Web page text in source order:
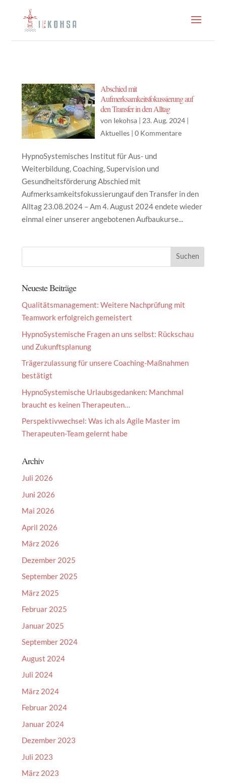
Abschied mit
Aufmerksamkeitsfokussierung auf
den Transfer in den Alltag
von Iekohsa| 23. Aug. 2024|
Aktuelles| 0 Kommentare
HypnoSystemisches Institut für Aus- und
Weiterbildung, Coaching, Supervision und
Gesundheitsförderung Abschied mit
Aufmerksamkeitsfokussierungauf den Transfer in den
Alltag 23.08.2024 – Am 4. August 2024 endete wieder
einmal einer unserer angebotenen Aufbaukurse...
Neueste Beiträge
Qualitätsmanagement: Weitere Nachprüfung mit
Teamwork erfolgreich gemeistert
HypnoSystemische Fragen an uns selbst: Rückschau
und Zukunftsplanung
Trägerzulassung für unsere Coaching-Maßnahmen
bestätigt
HypnoSystemische Urlaubsgedanken: Manchmal
braucht es keinen Therapeuten…
Perspektivwechsel: Was ich als Agile Master im
Therapeuten-Team gelernt habe
Archiv
Juli 2026
Juni 2026
Mai 2026
April 2026
März 2026
Dezember 2025
September 2025
März 2025
Februar 2025
Januar 2025
September 2024
August 2024
Juli 2024
März 2024
Februar 2024
Januar 2024
Dezember 2023
Juli 2023
März 2023